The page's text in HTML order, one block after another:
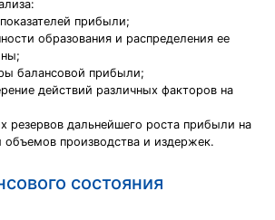
прибыли;
образования и распределения ее
балансовой прибыли;
действий различных факторов на
резервов дальнейшего роста прибыли на
объемов производства и издержек.
состояния